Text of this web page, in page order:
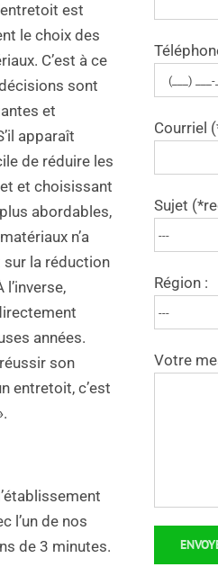
est
le choix des
C’est à ce
sont
et
apparaît
de réduire les
et choisissant
abordables,
n’a
sur la réduction
années.
son
entretoit, c’est
l’un de nos
de 3 minutes.
Courriel
Sujet
Région :
Votre